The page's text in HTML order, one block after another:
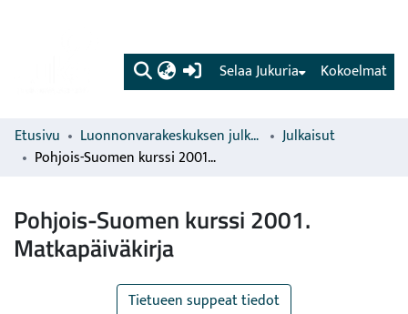
(current) Kokoelmat
Selaa Jukuria
Etusivu Luonnonvarakeskuksen julkaisut
Julkaisut
Pohjois-Suomen kurssi 2001. Matkapäiväkirja
Pohjois-Suomen kurssi 2001.
Matkapäiväkirja
Tietueen suppeat tiedot